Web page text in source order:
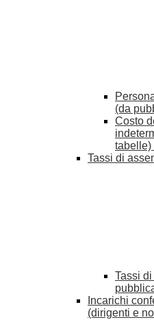
(da
Costo
tabelle)
Tassi di
Tassi
Incarichi
(dirigenti e